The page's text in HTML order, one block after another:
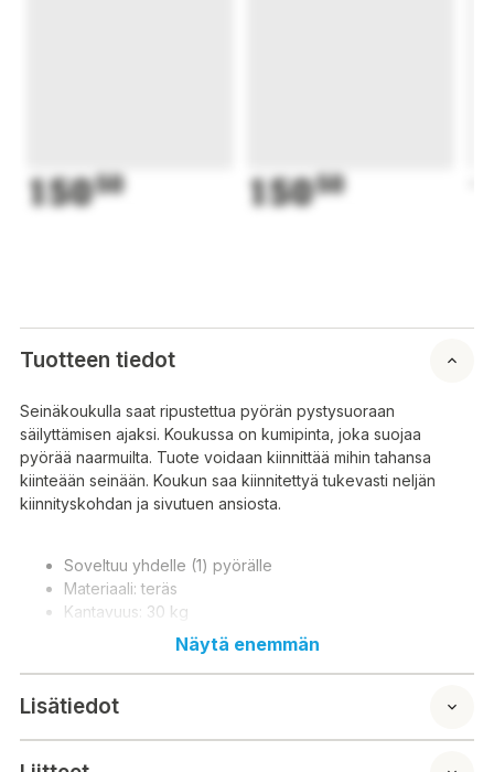
15050 15050
Tuotteen tiedot
Seinäkoukulla saat ripustettua pyörän pystysuoraan
säilyttämisen ajaksi. Koukussa on kumipinta, joka suojaa
pyörää naarmuilta. Tuote voidaan kiinnittää mihin tahansa
kiinteään seinään. Koukun saa kiinnitettyä tukevasti neljän
kiinnityskohdan ja sivutuen ansiosta.
Soveltuu yhdelle (1) pyörälle
Materiaali: teräs
Kantavuus: 30 kg
Koko: 26 x 9,5 x 14 cm
Med väggkroken kan du hänga cykeln vertikalt under
förvaring. Kroken har en gummiyta som skyddar cykeln från
repor. Produkten kan fästas på vilken solid vägg som helst.
Näytä enemmän
Lisätiedot